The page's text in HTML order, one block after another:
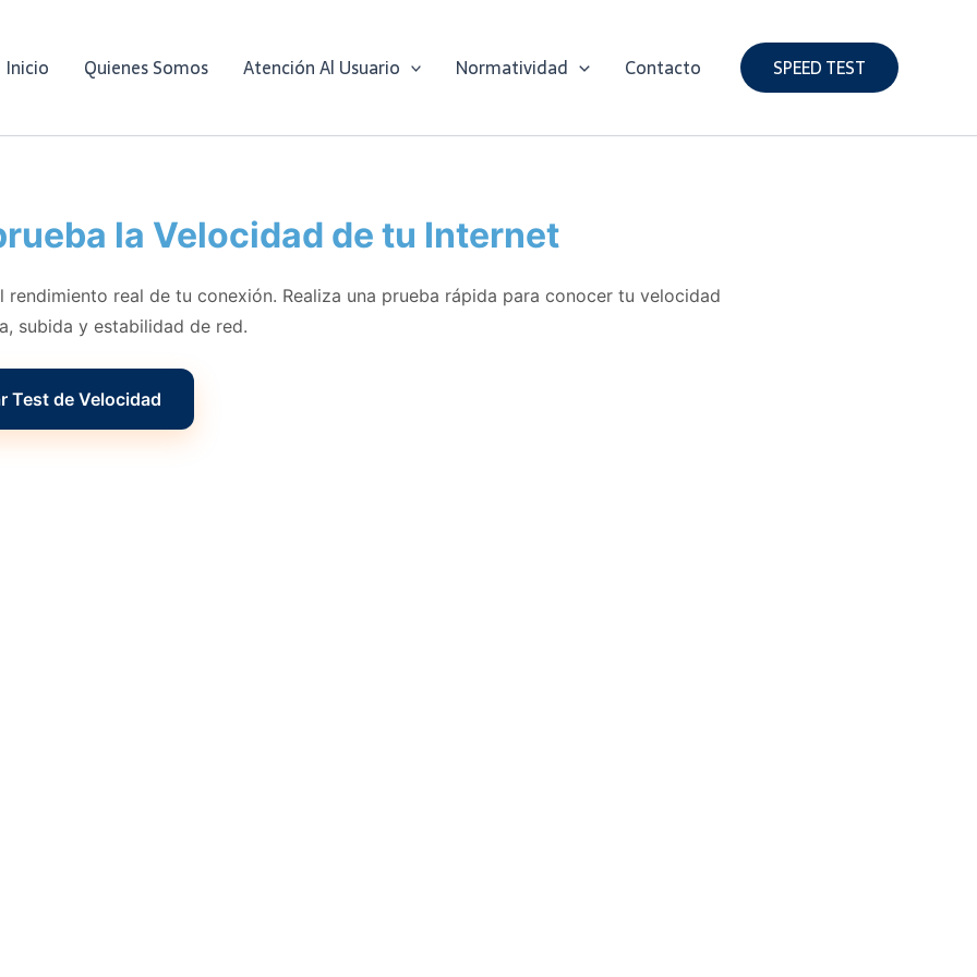
Inicio Quienes Somos Atención Al Usuario Normatividad Contacto SPEED TEST
la Velocidad de tu Internet
rendimiento real de tu conexión. Realiza una prueba rápida para conocer tu velocidad
subida y estabilidad de red.
Test de Velocidad